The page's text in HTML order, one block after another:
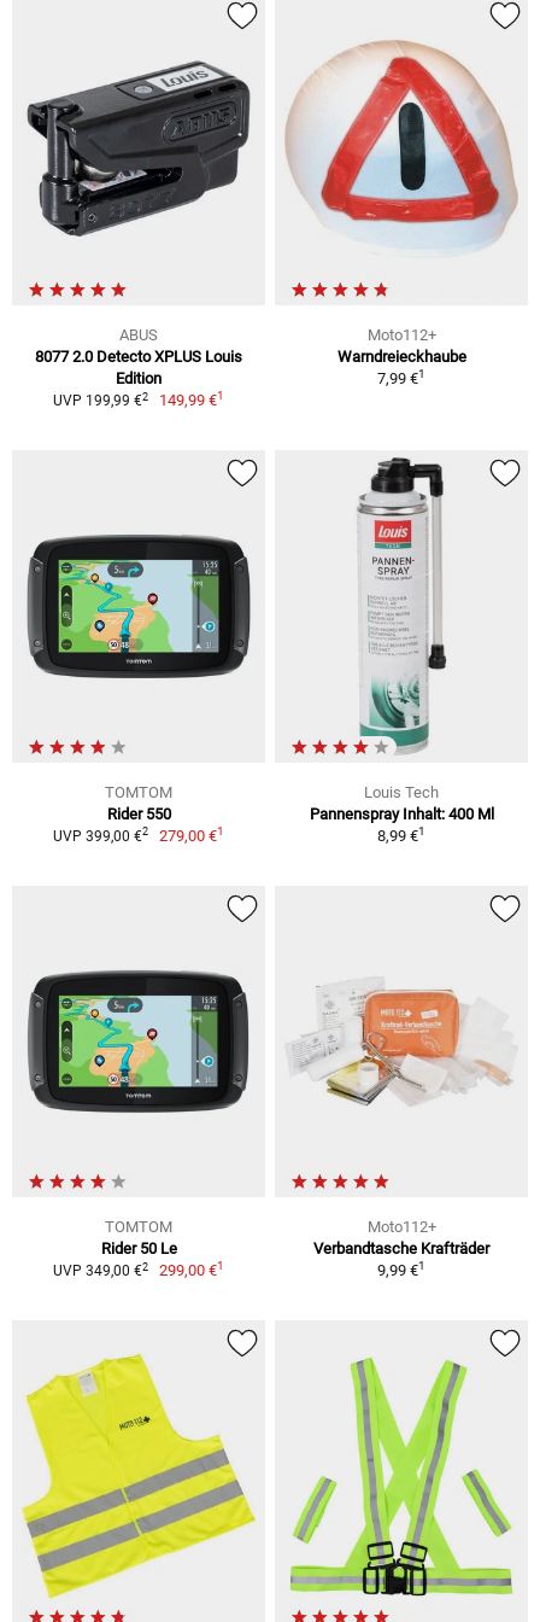
ABUS
8077 2.0 Detecto XPLUS Louis
Edition
UVP 199,99 €2 149,99 €1
Moto112+
Warndreieckhaube
7,99 €1
TOMTOM
Rider 550
UVP 399,00 €2 279,00 €1
Louis Tech
Pannenspray Inhalt: 400 Ml
8,99 €1
TOMTOM
Rider 50 Le
UVP 349,00 €2 299,00 €1
Moto112+
Verbandtasche Krafträder
9,99 €1